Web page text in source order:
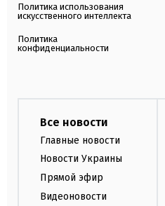
Политика использования
искусственного интеллекта
Политика
конфиденциальности
Все новости
Главные новости
Новости Украины
Прямой эфир
Видеоновости